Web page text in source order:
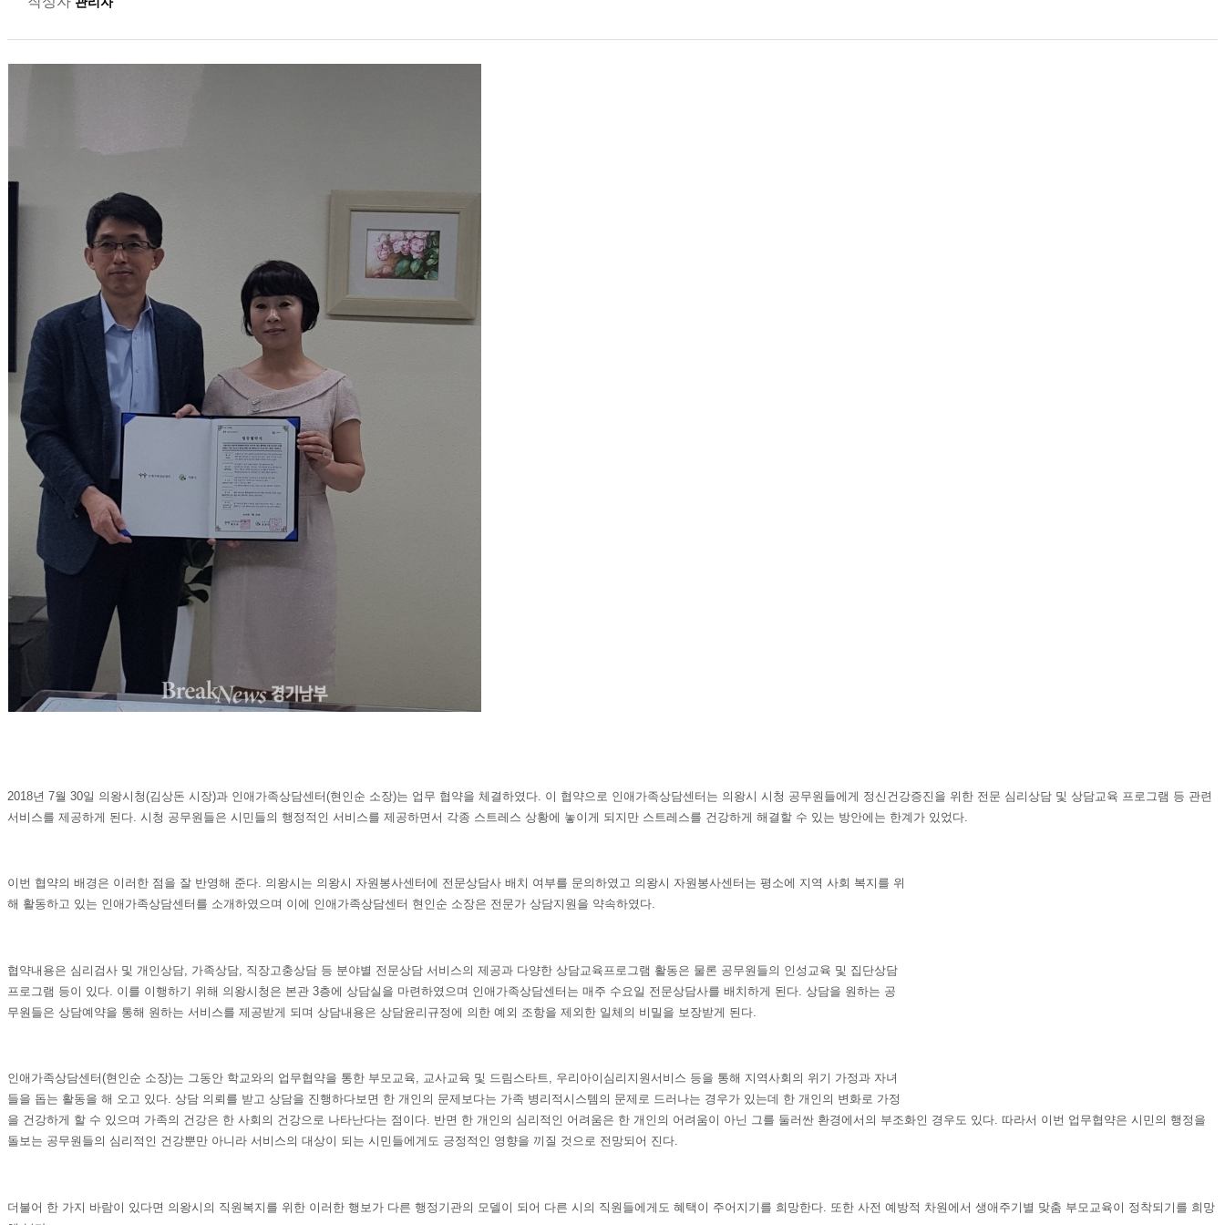
2018년 7월 30일 의왕시청(김상돈 시장)과 인애가족상담센터(현인순 소장)는 업무 협약을 체결하였다 이 협약으로 인애가족상담센터는 의왕시 시청 공무원들에게 정신건강증진을 위한 전문 심리상담 및 상담교육 프로그램 등 관련
서비스를 제공하게 된다 시청 공무원들은 시민들의 행정적인 서비스를 제공하면서 각종 스트레스 상황에 놓이게 되지만 스트레스를 건강하게 해결할 수 있는 방안에는 한계가 있었다
이번 협약의 배경은 이러한 점을 잘 반영해 준다. 의왕시는 의왕시 자원봉사센터에 전문상담사 배치 여부를 문의하였고 의왕시 자원봉사센터는 평소에 지역 사회 복지를 위
해 활동하고 있는 인애가족상담센터를 소개하였으며 이에 인애가족상담센터 현인순 소장은 전문가 상담지원을 약속하였다.
협약내용은 심리검사 및 개인상담 가족상담 직장고충상담 등 분야별 전문상담 서비스의 제공과 다양한 상담교육프로그램 활동은 물론 공무원들의 인성교육 및 집단상담
프로그램 등이 있다 이를 이행하기 위해 의왕시청은 본관 3층에 상담실을 마련하였으며 인애가족상담센터는 매주 수요일 전문상담사를 배치하게 된다 상담을 원하는 공
무원들은 상담예약을 통해 원하는 서비스를 제공받게 되며 상담내용은 상담윤리규정에 의한 예외 조항을 제외한 일체의 비밀을 보장받게 된다
인애가족상담센터(현인순 소장)는 그동안 학교와의 업무협약을 통한 부모교육, 교사교육 및 드림스타트, 우리아이심리지원서비스 등을 통해 지역사회의 위기 가정과 자녀
들을 돕는 활동을 해 오고 있다. 상담 의뢰를 받고 상담을 진행하다보면 한 개인의 문제보다는 가족 병리적시스템의 문제로 드러나는 경우가 있는데 한 개인의 변화로 가정
을 건강하게 할 수 있으며 가족의 건강은 한 사회의 건강으로 나타난다는 점이다. 반면 한 개인의 심리적인 어려움은 한 개인의 어려움이 아닌 그를 둘러싼 환경에서의 부조화인 경우도 있다. 따라서 이번 업무협약은 시민의 행정을
돌보는 공무원들의 심리적인 건강뿐만 아니라 서비스의 대상이 되는 시민들에게도 긍정적인 영향을 끼질 것으로 전망되어 진다.
더불어 한 가지 바람이 있다면 의왕시의 직원복지를 위한 이러한 행보가 다른 행정기관의 모델이 되어 다른 시의 직원들에게도 혜택이 주어지기를 희망한다. 또한 사전 예방적 차원에서 생애주기별 맞춤 부모교육이 정착되기를 희망